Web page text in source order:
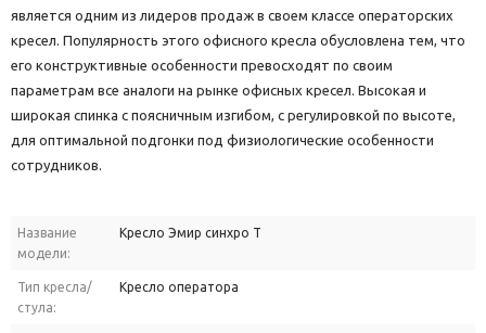
является одним из лидеров продаж в своем классе операторских
кресел. Популярность этого офисного кресла обусловлена тем, что
его конструктивные особенности превосходят по своим
параметрам все аналоги на рынке офисных кресел. Высокая и
широкая спинка с поясничным изгибом, с регулировкой по высоте,
для оптимальной подгонки под физиологические особенности
сотрудников.
Название
модели:
Кресло Эмир синхро Т
Тип кресла/
стула:
Кресло оператора